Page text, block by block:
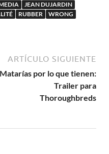
JEAN DUJARDIN
RUBBER
WRONG
ARTÍCULO SIGUIENTE
Matarías por lo que tienen:
Trailer para
Thoroughbreds